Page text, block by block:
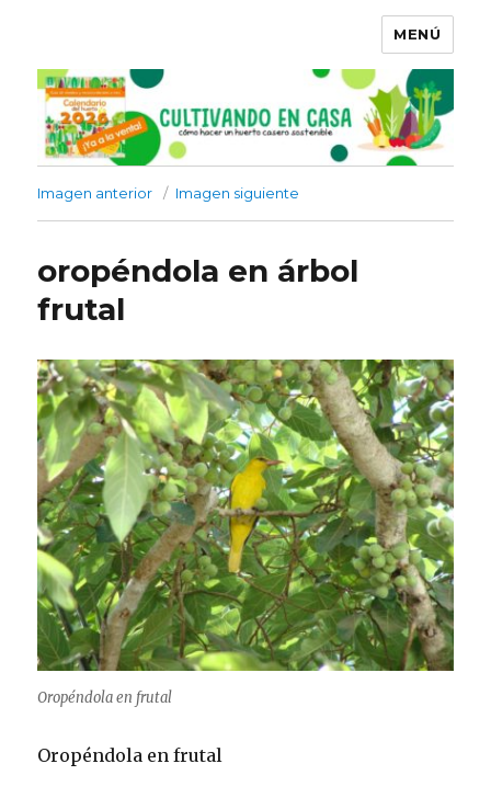
MENÚ
Imagen anterior Imagen siguiente
oropéndola en árbol
frutal
Oropéndola en frutal
Oropéndola en frutal